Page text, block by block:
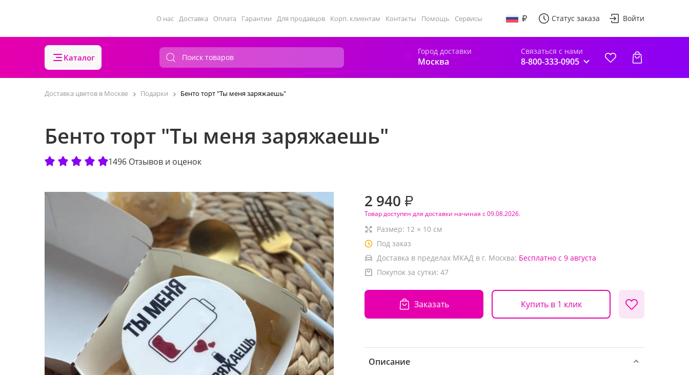
О нас Доставка Оплата Гарантии Для продавцов Корп. клиентам Контакты Помощь Сервисы Статус заказа Войти
Каталог
Город доставки
Москва
Связаться с нами
8-800-333-0905
Доставка цветов в Москве Подарки Бенто торт "Ты меня заряжаешь"
Бенто торт "Ты меня заряжаешь"
1496 Отзывов и оценок
2 940 ₽
Товар доступен для доставки начиная с 09.08.2026.
Размер: 12 × 10 см
Под заказ
Доставка в пределах МКАД в г. Москва: Бесплатно с 9 августа
Покупок за сутки: 47
Заказать Купить в 1 клик
Описание